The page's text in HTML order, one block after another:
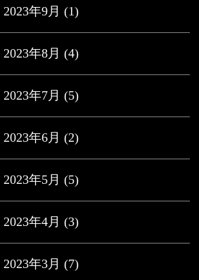
2023年9月 (1)
2023年8月 (4)
2023年7月 (5)
2023年6月 (2)
2023年5月 (5)
2023年4月 (3)
2023年3月 (7)